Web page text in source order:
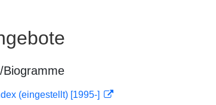
Biogramme
(eingestellt) [1995-]